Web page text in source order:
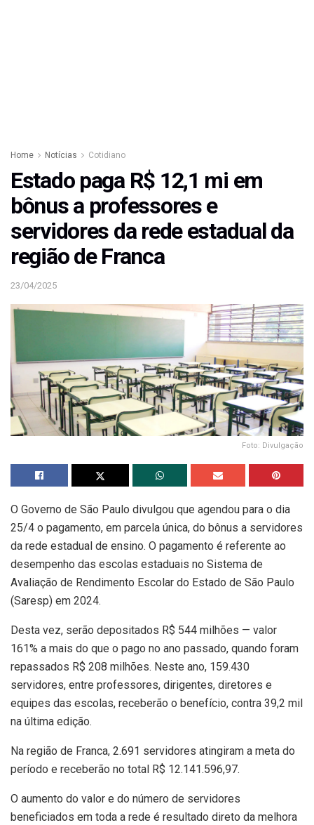
Home Notícias Cotidiano
Estado paga R$ 12,1 mi em
bônus a professores e
servidores da rede estadual da
região de Franca
23/04/2025
Foto: Divulgação
O Governo de São Paulo divulgou que agendou para o dia
25/4 o pagamento, em parcela única, do bônus a servidores
da rede estadual de ensino. O pagamento é referente ao
desempenho das escolas estaduais no Sistema de
Avaliação de Rendimento Escolar do Estado de São Paulo
(Saresp) em 2024.
Desta vez, serão depositados R$ 544 milhões — valor
161% a mais do que o pago no ano passado, quando foram
repassados R$ 208 milhões. Neste ano, 159.430
servidores, entre professores, dirigentes, diretores e
equipes das escolas, receberão o benefício, contra 39,2 mil
na última edição.
Na região de Franca, 2.691 servidores atingiram a meta do
período e receberão no total R$ 12.141.596,97.
O aumento do valor e do número de servidores
beneficiados em toda a rede é resultado direto da melhora